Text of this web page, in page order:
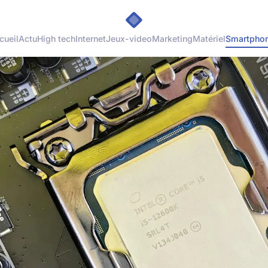
ActuHigh techInternetJeux-videoMarketingMatériel